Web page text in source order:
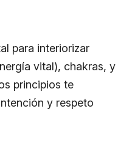
para interiorizar
vital), chakras, y
principios te
y respeto